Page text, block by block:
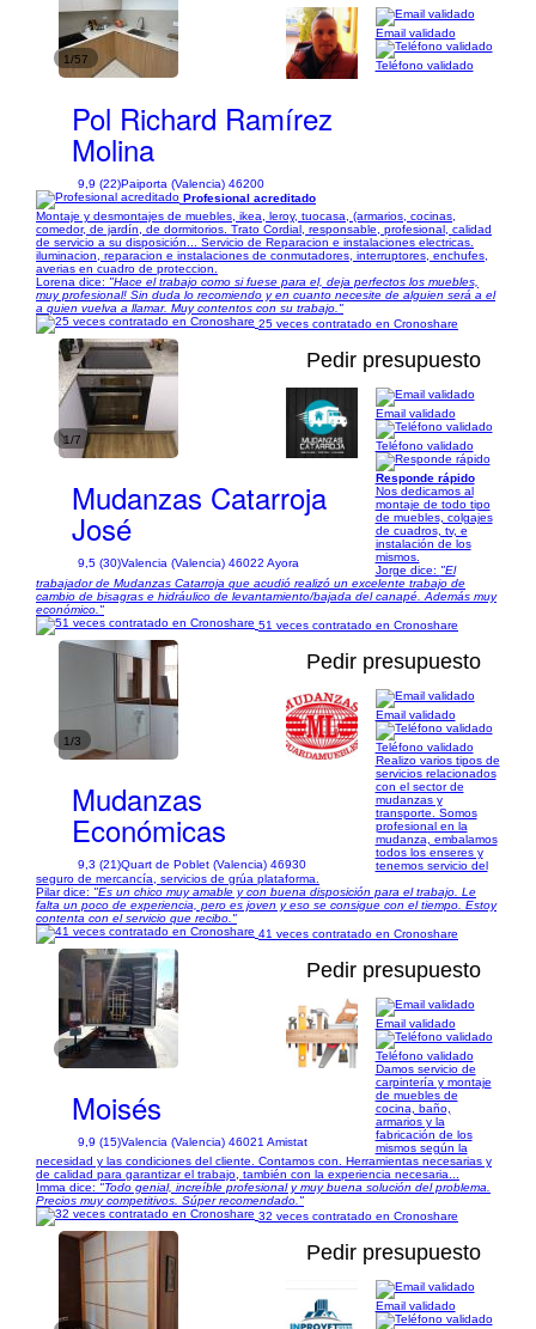
1/57
Pol Richard Ramírez
Molina
9,9 (22)Paiporta (Valencia) 46200
Email validado
Teléfono validado
Profesional acreditado
Montaje y desmontajes de muebles, ikea, leroy, tuocasa, (armarios, cocinas,
comedor, de jardín, de dormitorios. Trato Cordial, responsable, profesional, calidad
de servicio a su disposición... Servicio de Reparacion e instalaciones electricas.
iluminacion, reparacion e instalaciones de conmutadores, interruptores, enchufes,
averias en cuadro de proteccion.
Lorena dice: "Hace el trabajo como si fuese para el, deja perfectos los muebles,
muy profesional! Sin duda lo recomiendo y en cuanto necesite de alguien será a el
a quien vuelva a llamar. Muy contentos con su trabajo."
25 veces contratado en Cronoshare
1/7
Pedir presupuesto
Mudanzas Catarroja
José
9,5 (30)Valencia (Valencia) 46022 Ayora
Email validado
Teléfono validado
Responde rápido
Nos dedicamos al
montaje de todo tipo
de muebles, colgajes
de cuadros, tv, e
instalación de los
mismos.
Jorge dice: "El
trabajador de Mudanzas Catarroja que acudió realizó un excelente trabajo de
cambio de bisagras e hidráulico de levantamiento/bajada del canapé. Además muy
económico."
51 veces contratado en Cronoshare
1/3
Pedir presupuesto
Mudanzas
Económicas
9,3 (21)Quart de Poblet (Valencia) 46930
Email validado
Teléfono validado
Realizo varios tipos de
servicios relacionados
con el sector de
mudanzas y
transporte. Somos
profesional en la
mudanza, embalamos
todos los enseres y
tenemos servicio del
seguro de mercancía, servicios de grúa plataforma.
Pilar dice: "Es un chico muy amable y con buena disposición para el trabajo. Le
falta un poco de experiencia, pero es joven y eso se consigue con el tiempo. Estoy
contenta con el servicio que recibo."
41 veces contratado en Cronoshare
1/9
Pedir presupuesto
Moisés
9,9 (15)Valencia (Valencia) 46021 Amistat
Email validado
Teléfono validado
Damos servicio de
carpintería y montaje
de muebles de
cocina, baño,
armarios y la
fabricación de los
mismos según la
necesidad y las condiciones del cliente. Contamos con. Herramientas necesarias y
de calidad para garantizar el trabajo, también con la experiencia necesaria...
Imma dice: "Todo genial, increíble profesional y muy buena solución del problema.
Precios muy competitivos. Súper recomendado."
32 veces contratado en Cronoshare
Pedir presupuesto
Email validado